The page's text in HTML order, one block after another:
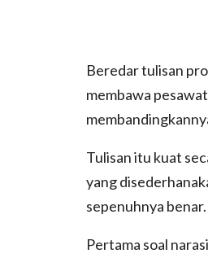
Beredar tulisan
membawa
Tulisan itu kuat
yang
sepenuhnya benar.
Pertama soal